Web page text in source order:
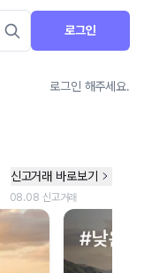
로그인
로그인 해주세요.